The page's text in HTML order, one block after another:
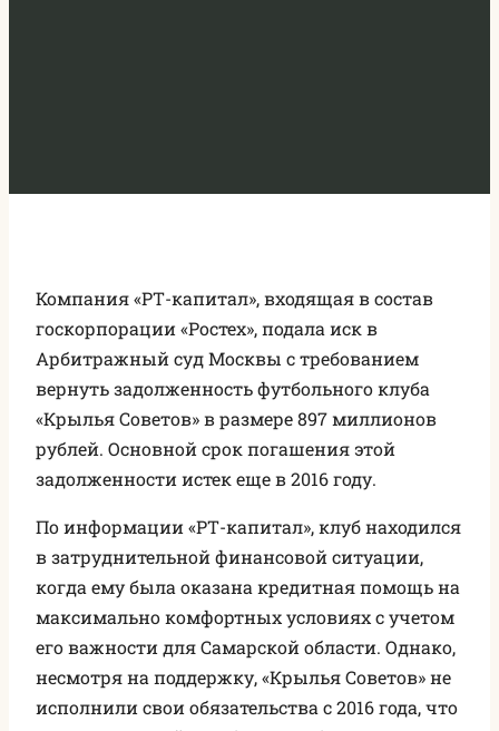
Компания «РТ-капитал», входящая в состав
госкорпорации «Ростех», подала иск в
Арбитражный суд Москвы с требованием
вернуть задолженность футбольного клуба
«Крылья Советов» в размере 897 миллионов
рублей. Основной срок погашения этой
задолженности истек еще в 2016 году.
По информации «РТ-капитал», клуб находился
в затруднительной финансовой ситуации,
когда ему была оказана кредитная помощь на
максимально комфортных условиях с учетом
его важности для Самарской области. Однако,
несмотря на поддержку, «Крылья Советов» не
исполнили свои обязательства с 2016 года, что